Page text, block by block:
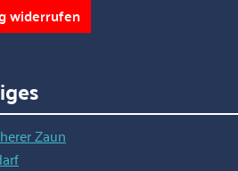
widerrufen
Zaun